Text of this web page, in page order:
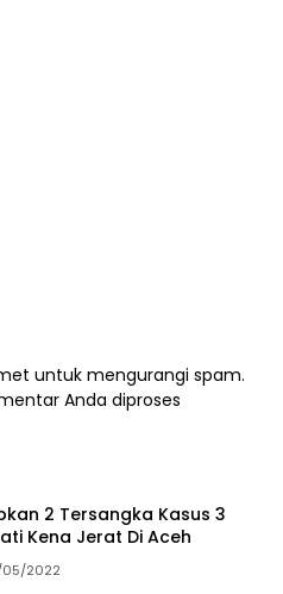
untuk mengurangi spam.
Anda diproses
2 Tersangka Kasus 3
Kena Jerat Di Aceh
2022